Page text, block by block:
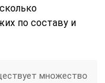
по составу и
множество